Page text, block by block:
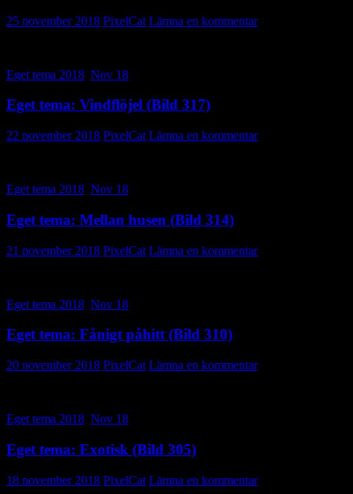
25 november 2018 PixelCat Lämna en kommentar
Eget tema 2018 Nov 18
Eget tema: Vindflöjel (Bild 317)
22 november 2018 PixelCat Lämna en kommentar
Eget tema 2018 Nov 18
Eget tema: Mellan husen (Bild 314)
21 november 2018 PixelCat Lämna en kommentar
Eget tema 2018 Nov 18
Eget tema: Fånigt påhitt (Bild 310)
20 november 2018 PixelCat Lämna en kommentar
Eget tema 2018 Nov 18
Eget tema: Exotisk (Bild 305)
18 november 2018 PixelCat Lämna en kommentar